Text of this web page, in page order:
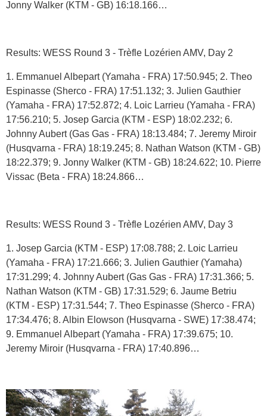
Jonny Walker (KTM - GB) 16:18.166…
Results: WESS Round 3 - Trèfle Lozérien AMV, Day 2
1. Emmanuel Albepart (Yamaha - FRA) 17:50.945; 2. Theo
Espinasse (Sherco - FRA) 17:51.132; 3. Julien Gauthier
(Yamaha - FRA) 17:52.872; 4. Loic Larrieu (Yamaha - FRA)
17:56.210; 5. Josep Garcia (KTM - ESP) 18:02.232; 6.
Johnny Aubert (Gas Gas - FRA) 18:13.484; 7. Jeremy Miroir
(Husqvarna - FRA) 18:19.245; 8. Nathan Watson (KTM - GB)
18:22.379; 9. Jonny Walker (KTM - GB) 18:24.622; 10. Pierre
Vissac (Beta - FRA) 18:24.866…
Results: WESS Round 3 - Trèfle Lozérien AMV, Day 3
1. Josep Garcia (KTM - ESP) 17:08.788; 2. Loic Larrieu
(Yamaha - FRA) 17:21.666; 3. Julien Gauthier (Yamaha)
17:31.299; 4. Johnny Aubert (Gas Gas - FRA) 17:31.366; 5.
Nathan Watson (KTM - GB) 17:31.529; 6. Jaume Betriu
(KTM - ESP) 17:31.544; 7. Theo Espinasse (Sherco - FRA)
17:34.476; 8. Albin Elowson (Husqvarna - SWE) 17:38.474;
9. Emmanuel Albepart (Yamaha - FRA) 17:39.675; 10.
Jeremy Miroir (Husqvarna - FRA) 17:40.896…